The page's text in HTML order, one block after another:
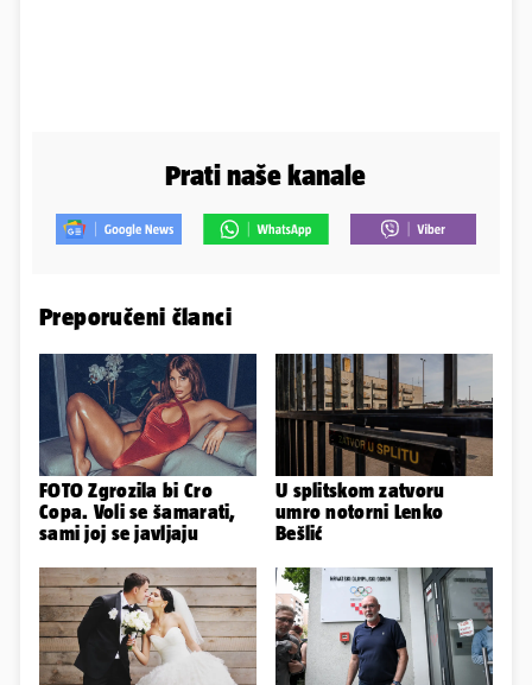
Prati naše kanale
Preporučeni članci
FOTO Zgrozila bi Cro
Copa. Voli se šamarati,
sami joj se javljaju
U splitskom zatvoru
umro notorni Lenko
Bešlić